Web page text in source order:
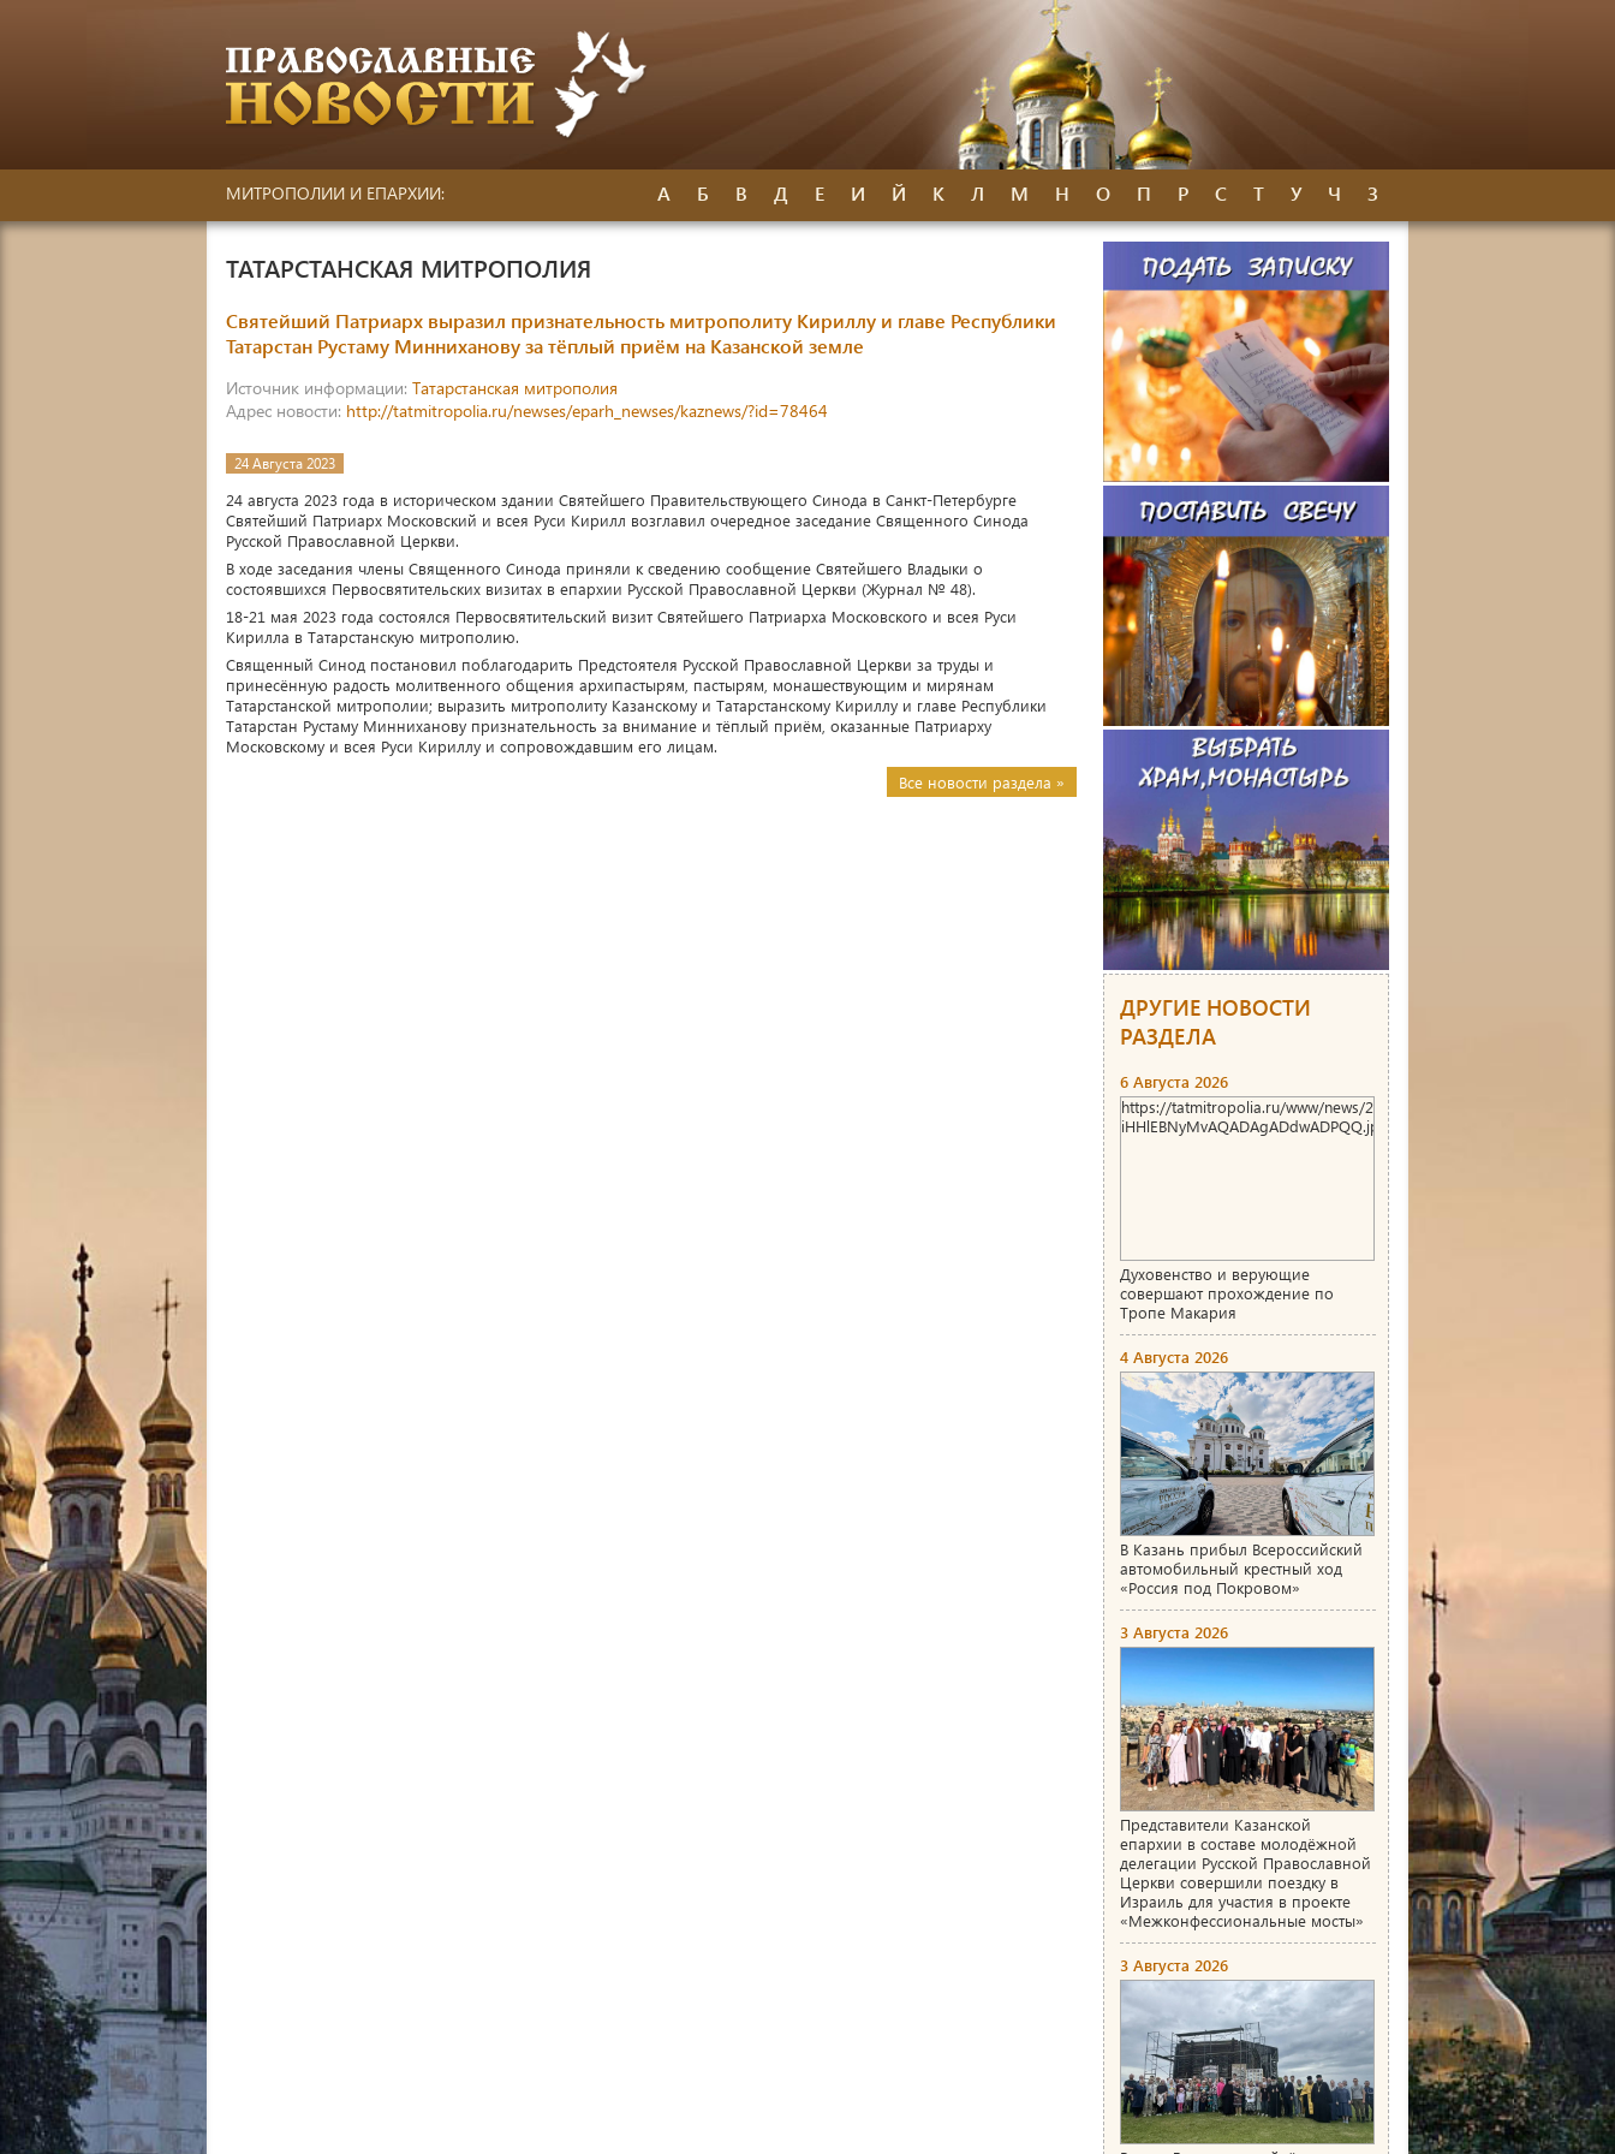
МИТРОПОЛИИ И ЕПАРХИИ: А Б В Д Е И Й К Л М Н О П Р С Т У Ч З
ТАТАРСТАНСКАЯ МИТРОПОЛИЯ
Святейший Патриарх выразил признательность митрополиту Кириллу и главе Республики
Татарстан Рустаму Минниханову за тёплый приём на Казанской земле
Источник информации: Татарстанская митрополия
Адрес новости: http://tatmitropolia.ru/newses/eparh_newses/kaznews/?id=78464
24 Августа 2023
24 августа 2023 года в историческом здании Святейшего Правительствующего Синода в Санкт-Петербурге
Святейший Патриарх Московский и всея Руси Кирилл возглавил очередное заседание Священного Синода
Русской Православной Церкви.
В ходе заседания члены Священного Синода приняли к сведению сообщение Святейшего Владыки о
состоявшихся Первосвятительских визитах в епархии Русской Православной Церкви (Журнал № 48).
18-21 мая 2023 года состоялся Первосвятительский визит Святейшего Патриарха Московского и всея Руси
Кирилла в Татарстанскую митрополию.
Священный Синод постановил поблагодарить Предстоятеля Русской Православной Церкви за труды и
принесённую радость молитвенного общения архипастырям, пастырям, монашествующим и мирянам
Татарстанской митрополии; выразить митрополиту Казанскому и Татарстанскому Кириллу и главе Республики
Татарстан Рустаму Минниханову признательность за внимание и тёплый приём, оказанные Патриарху
Московскому и всея Руси Кириллу и сопровождавшим его лицам.
Все новости раздела »
ДРУГИЕ НОВОСТИ
РАЗДЕЛА
6 Августа 2026
https://tatmitropolia.ru/www/news/2026/8/
iHHlEBNyMvAQADAgADdwADPQQ.jpg
Духовенство и верующие
совершают прохождение по
Тропе Макария
4 Августа 2026
В Казань прибыл Всероссийский
автомобильный крестный ход
«Россия под Покровом»
3 Августа 2026
Представители Казанской
епархии в составе молодёжной
делегации Русской Православной
Церкви совершили поездку в
Израиль для участия в проекте
«Межконфессиональные мосты»
3 Августа 2026